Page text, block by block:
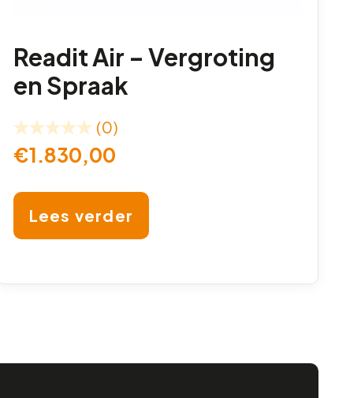
Readit Air – Vergroting
en Spraak
(0)
€1.830,00
Lees verder